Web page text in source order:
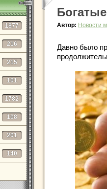
1877
216
215
101
1782
108
201
140
Автор: Новости
Давно было